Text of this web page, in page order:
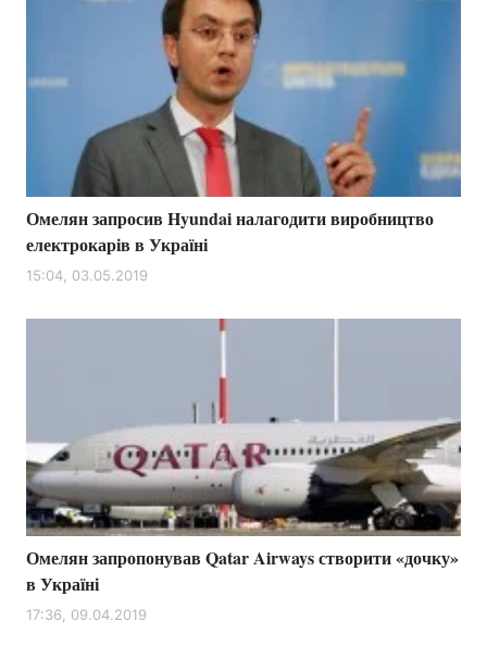
Омелян запросив Hyundai налагодити виробництво
електрокарів в Україні
15:04, 03.05.2019
Омелян запропонував Qatar Airways створити «дочку»
в Україні
17:36, 09.04.2019